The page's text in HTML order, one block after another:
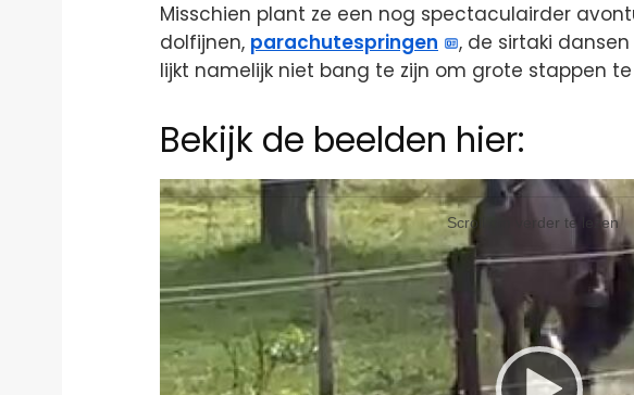
Misschien plant ze een nog spectaculairder
dolfijnen, parachutespringen
, de sirtaki
lijkt namelijk niet bang te zijn om grote stappen
Bekijk de beelden hier:
Video
Player
Scroll om verder te lezen